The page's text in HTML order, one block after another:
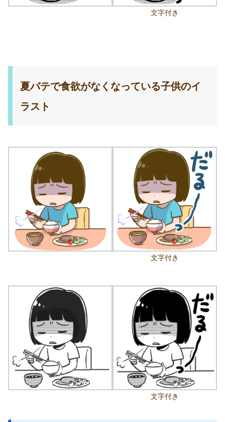
文字付き
夏バテで食欲がなくなっている子供のイ
ラスト
文字付き
文字付き